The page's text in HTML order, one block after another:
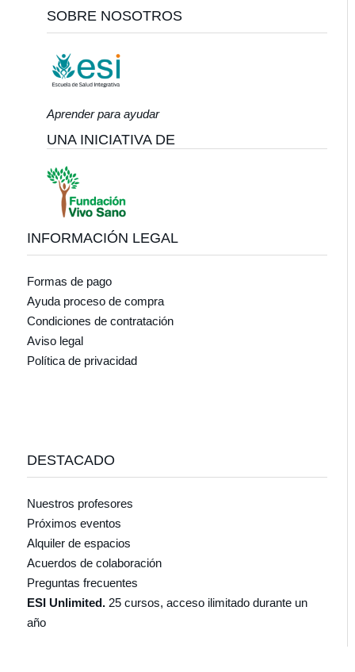
SOBRE NOSOTROS
Aprender para ayudar
UNA INICIATIVA DE
INFORMACIÓN LEGAL
Formas de pago
Ayuda proceso de compra
Condiciones de contratación
Aviso legal
Política de privacidad
DESTACADO
Nuestros profesores
Próximos eventos
Alquiler de espacios
Acuerdos de colaboración
Preguntas frecuentes
ESI Unlimited. 25 cursos, acceso ilimitado durante un
año